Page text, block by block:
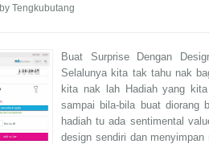
by Tengkubutang
Buat Surprise Dengan
Selalunya kita tak tahu nak
kita nak lah Hadiah yang
sampai bila-bila buat
hadiah tu ada sentimental
design sendiri dan